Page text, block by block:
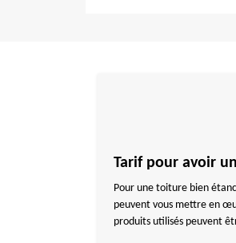
Tarif pour avoir
Pour une toiture bien
peuvent vous mettre en
produits utilisés peuvent